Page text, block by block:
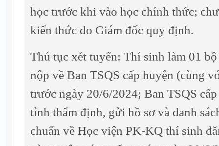
học trước khi vào học chính thức;
kiến thức do Giám đốc quy định.
Thủ tục xét tuyển: Thí sinh làm 01
nộp về Ban TSQS cấp huyện (cùng
trước ngày 20/6/2024; Ban TSQS
tỉnh thẩm định, gửi hồ sơ và danh
chuẩn về Học viện PK-KQ thí sinh